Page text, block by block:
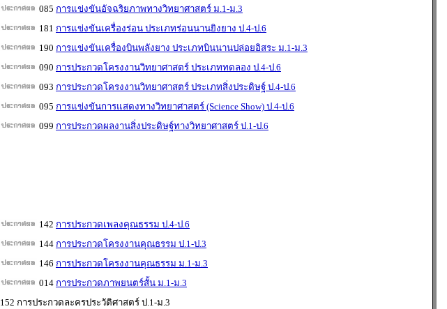
085 การแข่งขันอัจฉริยภาพทางวิทยาศาสตร์ ม.1-ม.3
181 การแข่งขันเครื่องร่อน ประเภทร่อนนานยิงยาง ป.4-ป.6
190 การแข่งขันเครื่องบินพลังยาง ประเภทบินนานปล่อยอิสระ ม.1-ม.3
090 การประกวดโครงงานวิทยาศาสตร์ ประเภททดลอง ป.4-ป.6
093 การประกวดโครงงานวิทยาศาสตร์ ประเภทสิ่งประดิษฐ์ ป.4-ป.6
095 การแข่งขันการแสดงทางวิทยาศาสตร์ (Science Show) ป.4-ป.6
099 การประกวดผลงานสิ่งประดิษฐ์ทางวิทยาศาสตร์ ป.1-ป.6
142 การประกวดเพลงคุณธรรม ป.4-ป.6
144 การประกวดโครงงานคุณธรรม ป.1-ป.3
146 การประกวดโครงงานคุณธรรม ม.1-ม.3
014 การประกวดภาพยนตร์สั้น ม.1-ม.3
152 การประกวดละครประวัติศาสตร์ ป.1-ม.3